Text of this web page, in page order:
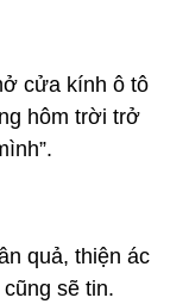
cửa kính ô tô
hôm trời trở
quả, thiện ác
sẽ tin.